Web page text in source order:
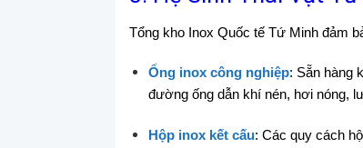
Tổng kho Inox Quốc tế Tứ Minh đảm
Ống inox công nghiệp: Sẵn hàng
đường ống dẫn khí nén, hơi nóng,
Hộp inox kết cấu: Các quy cách